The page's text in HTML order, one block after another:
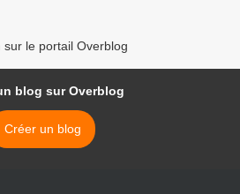
le portail Overblog
blog sur Overblog
Créer un blog